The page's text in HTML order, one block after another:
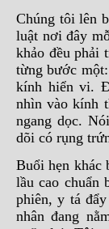
Chúng tôi lên
luật nơi đây
khảo đều phải
từng bước
kính hiển vi.
nhìn vào kính
ngang dọc.
dõi có rụng
Buổi hẹn khác
lầu cao chuẩn
phiên, y tá
nhân đang